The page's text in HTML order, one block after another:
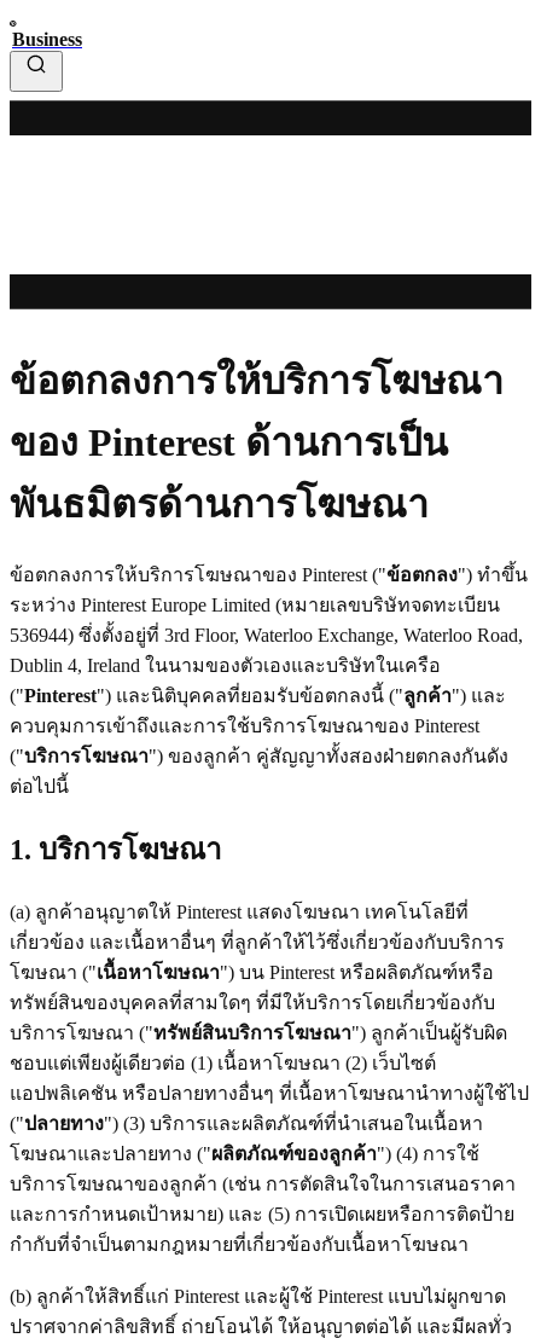
Business
ข้อตกลงการให้บริการโฆษณา
ของ Pinterest ด้านการเป็น
พันธมิตรด้านการโฆษณา
ข้อตกลงการให้บริการโฆษณาของ Pinterest ("ข้อตกลง") ทำขึ้น
ระหว่าง Pinterest Europe Limited (หมายเลขบริษัทจดทะเบียน
536944) ซึ่งตั้งอยู่ที่ 3rd Floor, Waterloo Exchange, Waterloo Road,
Dublin 4, Ireland ในนามของตัวเองและบริษัทในเครือ
("Pinterest") และนิติบุคคลที่ยอมรับข้อตกลงนี้ ("ลูกค้า") และ
ควบคุมการเข้าถึงและการใช้บริการโฆษณาของ Pinterest
("บริการโฆษณา") ของลูกค้า คู่สัญญาทั้งสองฝ่ายตกลงกันดัง
ต่อไปนี้
1. บริการโฆษณา
(a) ลูกค้าอนุญาตให้ Pinterest แสดงโฆษณา เทคโนโลยีที่
เกี่ยวข้อง และเนื้อหาอื่นๆ ที่ลูกค้าให้ไว้ซึ่งเกี่ยวข้องกับบริการ
โฆษณา ("เนื้อหาโฆษณา") บน Pinterest หรือผลิตภัณฑ์หรือ
ทรัพย์สินของบุคคลที่สามใดๆ ที่มีให้บริการโดยเกี่ยวข้องกับ
บริการโฆษณา ("ทรัพย์สินบริการโฆษณา") ลูกค้าเป็นผู้รับผิด
ชอบแต่เพียงผู้เดียวต่อ (1) เนื้อหาโฆษณา (2) เว็บไซต์
แอปพลิเคชัน หรือปลายทางอื่นๆ ที่เนื้อหาโฆษณานำทางผู้ใช้ไป
("ปลายทาง") (3) บริการและผลิตภัณฑ์ที่นําเสนอในเนื้อหา
โฆษณาและปลายทาง ("ผลิตภัณฑ์ของลูกค้า") (4) การใช้
บริการโฆษณาของลูกค้า (เช่น การตัดสินใจในการเสนอราคา
และการกำหนดเป้าหมาย) และ (5) การเปิดเผยหรือการติดป้าย
กำกับที่จำเป็นตามกฎหมายที่เกี่ยวข้องกับเนื้อหาโฆษณา
(b) ลูกค้าให้สิทธิ์แก่ Pinterest และผู้ใช้ Pinterest แบบไม่ผูกขาด
ปราศจากค่าลิขสิทธิ์ ถ่ายโอนได้ ให้อนุญาตต่อได้ และมีผลทั่ว